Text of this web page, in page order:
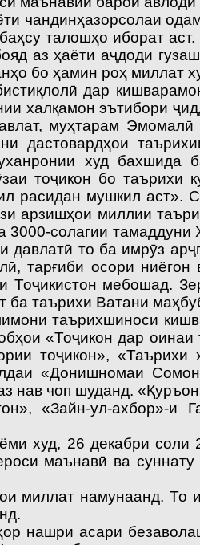
чандинҳазорсолаи
талошҳо иборат
аз ҳаёти аҷдоди
бо ҳамин роҳ миллат
дар
халқамон эътибори
муҳтарам
дастовардҳои
худ бахшида
тоҷикон бо таърихи
расидан мушкил аст».
арзишҳои миллии
солагии
давлатӣ то ба имрӯз
тарғиби осори
Тоҷикистон мебошад.
ба таърихи Ватани
таърихшиноси
«Тоҷикон дар
тоҷикон»,
«Донишномаи
нав чоп шуданд.
«Зайн-ул-ахбор»-и
26 декабри соли
маънавӣ ва
намунаанд. То
нашри асари